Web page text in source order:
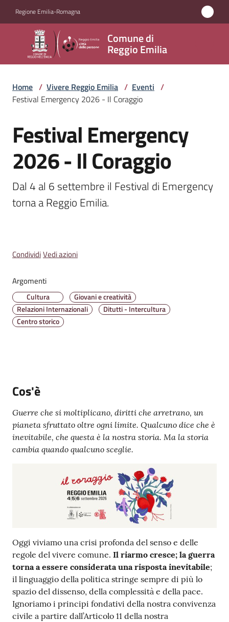
Regione Emilia-Romagna
Comune di
Reggio Emilia
Comune
di
Reggio
Emilia
Amministrazione
Servizi
Novità
Vivere
Tutti
gli
argomenti
i
s
m
o
E
Seguici
su
Home / Vivere Reggio Emilia / Eventi /
Festival Emergency 2026 - Il Coraggio
Salta al contenuto
Festival Emergency
2026 - Il Coraggio
Dal 4 al 6 settembre il Festival di Emergency
torna a Reggio Emilia.
CondividiVedi azioni
Argomenti
Cultura
Giovani e creatività
Relazioni Internazionali
Ditutti - Intercultura
Centro storico
Cos'è
Guerre che si moltiplicano, diritti che arretrano, un
pianeta sfruttato oltre ogni limite. Qualcuno dice che è
inevitabile, che questa è la nostra storia. Ma la storia
cambia quando qualcuno sceglie.
Oggi viviamo una crisi profonda del senso e delle
regole del vivere comune. Il riarmo cresce; la guerra
torna a essere considerata una risposta inevitabile;
il linguaggio della politica stringe sempre di più lo
spazio del dissenso, della complessità e della pace.
Ignoriamo i principi fondativi della nostra convivenza
civile a partire dall’Articolo 11 della nostra